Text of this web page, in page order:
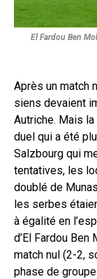
El Fardou Ben
Après un match
siens devaient
Autriche. Mais la
duel qui a été
Salzbourg qui
tentatives, les
doublé de
les serbes
à égalité en
d’El Fardou Ben
match nul (2-2,
phase de